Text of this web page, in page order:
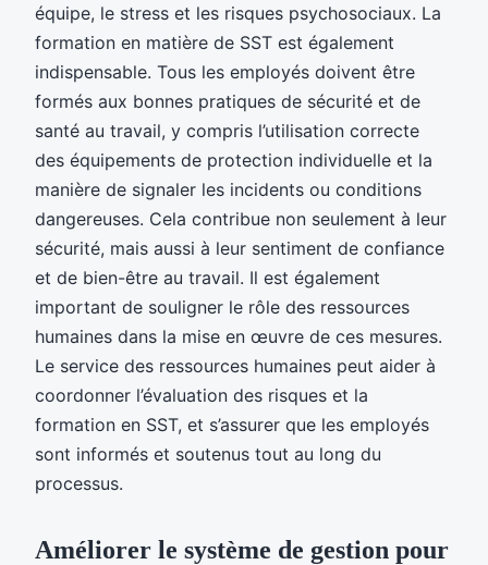
équipe, le stress et les risques psychosociaux. La
formation en matière de SST est également
indispensable. Tous les employés doivent être
formés aux bonnes pratiques de sécurité et de
santé au travail, y compris l’utilisation correcte
des équipements de protection individuelle et la
manière de signaler les incidents ou conditions
dangereuses. Cela contribue non seulement à leur
sécurité, mais aussi à leur sentiment de confiance
et de bien-être au travail. Il est également
important de souligner le rôle des ressources
humaines dans la mise en œuvre de ces mesures.
Le service des ressources humaines peut aider à
coordonner l’évaluation des risques et la
formation en SST, et s’assurer que les employés
sont informés et soutenus tout au long du
processus.
Améliorer le système de gestion pour